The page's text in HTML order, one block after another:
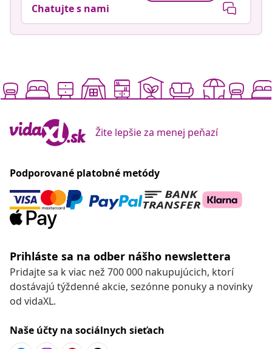
Chatujte s nami
Žite lepšie za menej peňazí
Podporované platobné metódy
Prihláste sa na odber nášho newslettera
Pridajte sa k viac než 700 000 nakupujúcich, ktorí
dostávajú týždenné akcie, sezónne ponuky a novinky
od vidaXL.
Naše účty na sociálnych sieťach